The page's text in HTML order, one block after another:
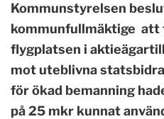
Kommunstyrelsen
kommunfullmäktige
flygplatsen i
mot uteblivna
för ökad bemanning
på 25 mkr kunnat